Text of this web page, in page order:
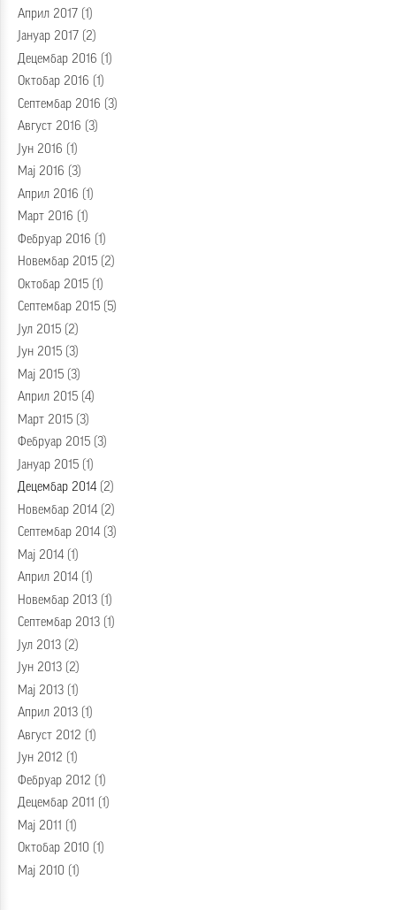
Април 2017 (1)
Јануар 2017 (2)
Децембар 2016 (1)
Октобар 2016 (1)
Септембар 2016 (3)
Август 2016 (3)
Јун 2016 (1)
Мај 2016 (3)
Април 2016 (1)
Март 2016 (1)
Фебруар 2016 (1)
Новембар 2015 (2)
Октобар 2015 (1)
Септембар 2015 (5)
Јул 2015 (2)
Јун 2015 (3)
Мај 2015 (3)
Април 2015 (4)
Март 2015 (3)
Фебруар 2015 (3)
Јануар 2015 (1)
Децембар 2014(2)
Новембар 2014 (2)
Септембар 2014 (3)
Мај 2014 (1)
Април 2014 (1)
Новембар 2013 (1)
Септембар 2013 (1)
Јул 2013 (2)
Јун 2013 (2)
Мај 2013 (1)
Април 2013 (1)
Август 2012 (1)
Јун 2012 (1)
Фебруар 2012 (1)
Децембар 2011
(1)
Мај 2011
(1)
Октобар 2010 (1)
Мај 2010 (1)